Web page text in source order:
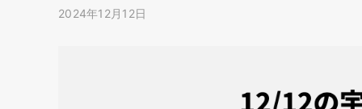
2024年12月12日